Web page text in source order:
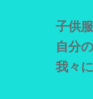
子供
自分
我々